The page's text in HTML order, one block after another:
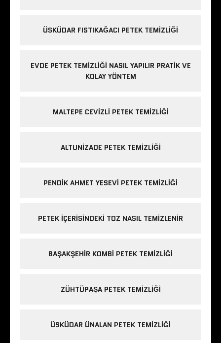
ÜSKÜDAR FISTIKAĞACI PETEK TEMIZLIĞI
EVDE PETEK TEMIZLIĞI NASIL YAPILIR PRATIK VE
KOLAY YÖNTEM
MALTEPE CEVIZLI PETEK TEMIZLIĞI
ALTUNIZADE PETEK TEMIZLIĞI
PENDIK AHMET YESEVI PETEK TEMIZLIĞI
PETEK IÇERISINDEKI TOZ NASIL TEMIZLENIR
BAŞAKŞEHIR KOMBI PETEK TEMIZLIĞI
ZÜHTÜPAŞA PETEK TEMIZLIĞI
ÜSKÜDAR ÜNALAN PETEK TEMIZLIĞI